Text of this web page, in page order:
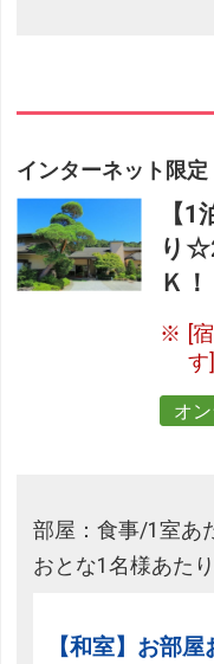
インターネット限定
【
り
Ｋ！
[
す]
オ
部屋：食事/1室あ
おとな1名様あた
【和室】お部